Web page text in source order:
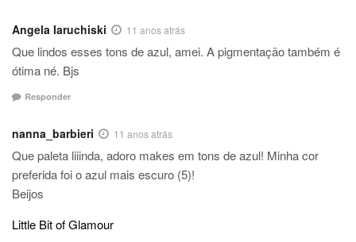
Angela Iaruchiski 11 anos atrás
Que lindos esses tons de azul, amei. A pigmentação também é
ótima né. Bjs
Responder
nanna_barbieri 11 anos atrás
Que paleta liiinda, adoro makes em tons de azul! Minha cor
preferida foi o azul mais escuro (5)!
Beijos
Little Bit of Glamour